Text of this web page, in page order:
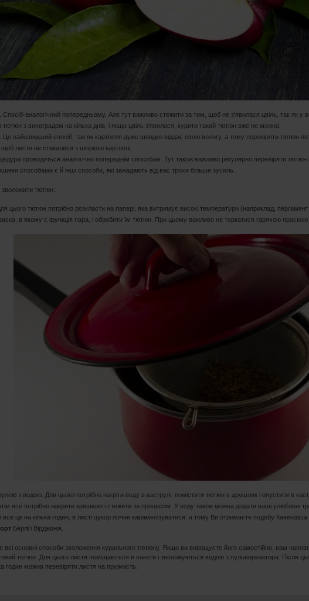
Спосіб-аналогічний попередньому. Але тут важливо стежити за тим, щоб не з'явилася цвіль, так як у
тютюн з виноградом на кілька днів, і якщо цвіль з'явилася, курити такий тютюн вже не можна;
Це найшвидший спосіб, так як картопля дуже швидко віддає свою вологу, а тому перевіряти тютюн
листя не стикалися з шкіркою картоплі;
проводиться аналогічно попереднім способам. Тут також важливо регулярно перевіряти тютюн
способами є й інші способи, які зажадають від вас трохи більше зусиль.
тютюн:
цього тютюн потрібно розкласти на папері, яка витримує високі температури (наприклад,
в якому є функція пара, і обробити їм тютюн. При цьому важливо не торкатися гарячою праскою
з водою. Для цього потрібно нагріти воду в каструлі, помістити тютюн в друшляк і опустити в
все потрібно накрити кришкою і стежити за процесом. У воду також можна додати ваші улюблені
все це на кілька годин, в листі цукор почне карамелізуватися, а тому Ви отримаєте подобу
Берлі і Вірджинія.
всі основні способи зволоження курильного тютюну. Якщо ви вирощуєте його самостійно, вам
тютюн. Для цього листя поміщаються в пакети і зволожуються водою з пульверизатора. Після
годин можна перевіряти листя на пружність.